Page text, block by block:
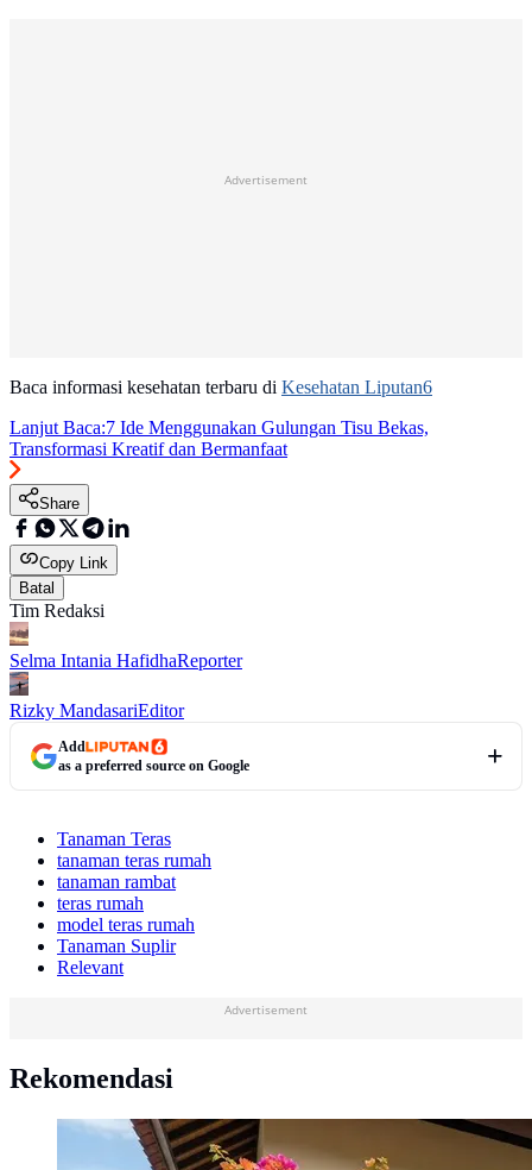
Advertisement
Baca informasi kesehatan terbaru di Kesehatan Liputan6
Lanjut Baca:7 Ide Menggunakan Gulungan Tisu Bekas,
Transformasi Kreatif dan Bermanfaat
Share
Copy Link
Batal
Tim Redaksi
Selma Intania HafidhaReporter
Rizky MandasariEditor
Add
as a preferred source on Google
Tanaman Teras
tanaman teras rumah
tanaman rambat
teras rumah
model teras rumah
Tanaman Suplir
Relevant
Advertisement
Rekomendasi